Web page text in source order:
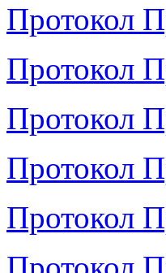
Протокол
Протокол
Протокол
Протокол
Протокол